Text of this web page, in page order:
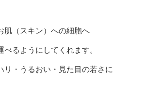
肌（スキン）への細胞へ
べるようにしてくれます。
リ・うるおい・見た目の若さに